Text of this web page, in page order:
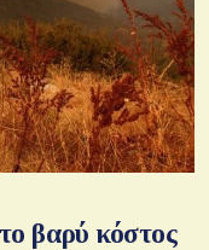
βαρύ κόστος